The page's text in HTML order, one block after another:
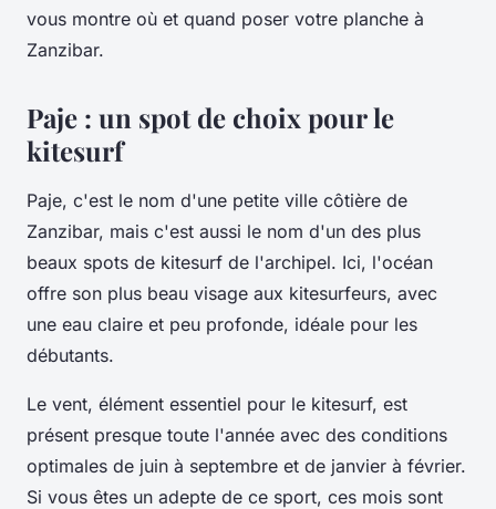
vous montre où et quand poser votre planche à
Zanzibar.
Paje : un spot de choix pour le
kitesurf
Paje, c'est le nom d'une petite ville côtière de
Zanzibar, mais c'est aussi le nom d'un des plus
beaux spots de kitesurf de l'archipel. Ici, l'océan
offre son plus beau visage aux kitesurfeurs, avec
une eau claire et peu profonde, idéale pour les
débutants.
Le vent, élément essentiel pour le kitesurf, est
présent presque toute l'année avec des conditions
optimales de juin à septembre et de janvier à février.
Si vous êtes un adepte de ce sport, ces mois sont